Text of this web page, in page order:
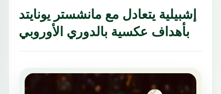
إشبيلية يتعادل مع مانشستر يونايتد
بأهداف عكسية بالدوري الأوروبي